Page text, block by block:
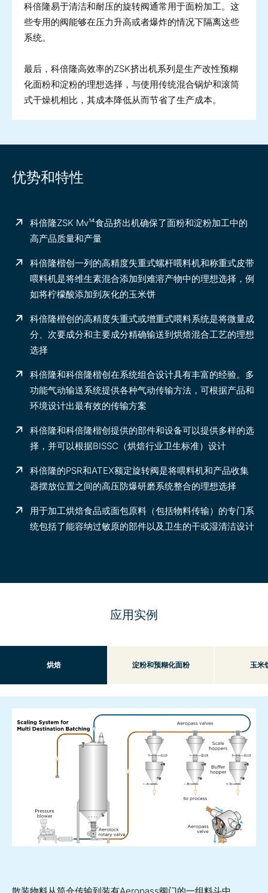
科倍隆易于清洁和耐压的旋转阀通常用于面粉加工。这
些专用的阀能够在压力升高或者爆炸的情况下隔离这些
系统。
最后，科倍隆高效率的ZSK挤出机系列是生产改性预糊
化面粉和淀粉的理想选择，与使用传统混合锅炉和滚筒
式干燥机相比，其成本降低从而节省了生产成本。
优势和特性
科倍隆ZSK Mv¹⁴食品挤出机确保了面粉和淀粉加工中的
高产品质量和产量
科倍隆楷创一列的高精度失重式螺杆喂料机和称重式皮带
喂料机是将维生素混合添加到难溶产物中的理想选择，例
如将柠檬酸添加到灰化的玉米饼
科倍隆楷创的高精度失重式或增重式喂料系统是将微量成
分、次要成分和主要成分精确输送到烘焙混合工艺的理想
选择
科倍隆和科倍隆楷创在系统组合设计具有丰富的经验。多
功能气动输送系统提供各种气动传输方法，可根据产品和
环境设计出最有效的传输方案
科倍隆和科倍隆楷创提供的部件和设备可以提供多样的选
择，并可以根据BISSC（烘焙行业卫生标准）设计
科倍隆的PSR和ATEX额定旋转阀是将喂料机和产品收集
器摆放位置之间的高压防爆研磨系统整合的理想选择
用于加工烘焙食品或面包原料（包括物料传输）的专门系
统包括了能容纳过敏原的部件以及卫生的干或湿清洁设计
应用实例
烘焙 淀粉和预糊化面粉 玉米